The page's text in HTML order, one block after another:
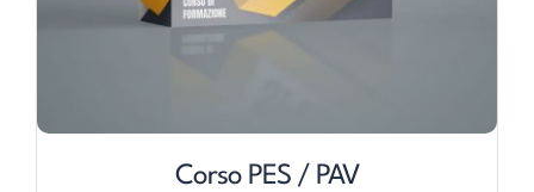
Corso PES / PAV